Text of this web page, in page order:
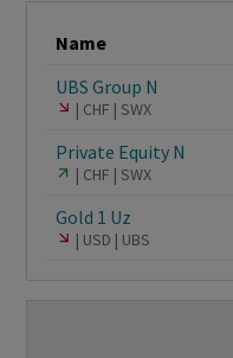
Name
UBS Group N
CHF SWX
Private Equity N
CHF SWX
Gold 1 Uz
USD UBS